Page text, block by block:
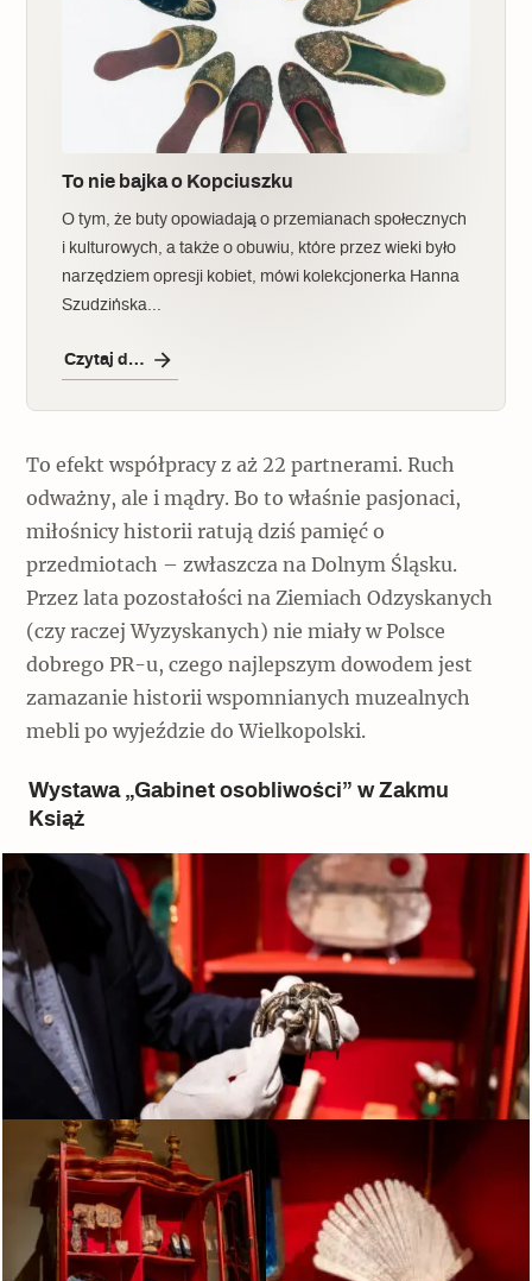
To nie bajka o Kopciuszku
O tym, że buty opowiadają o przemianach społecznych
i kulturowych, a także o obuwiu, które przez wieki było
narzędziem opresji kobiet, mówi kolekcjonerka Hanna
Szudzińska…
Czytaj dalej
To efekt współpracy z aż 22 partnerami. Ruch
odważny, ale i mądry. Bo to właśnie pasjonaci,
miłośnicy historii ratują dziś pamięć o
przedmiotach – zwłaszcza na Dolnym Śląsku.
Przez lata pozostałości na Ziemiach Odzyskanych
(czy raczej Wyzyskanych) nie miały w Polsce
dobrego PR-u, czego najlepszym dowodem jest
zamazanie historii wspomnianych muzealnych
mebli po wyjeździe do Wielkopolski.
Wystawa „Gabinet osobliwości” w Zakmu
Książ